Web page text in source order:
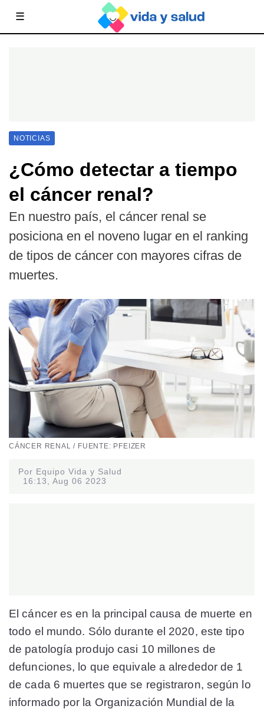
☰
NOTICIAS
¿Cómo detectar a tiempo
el cáncer renal?
En nuestro país, el cáncer renal se
posiciona en el noveno lugar en el ranking
de tipos de cáncer con mayores cifras de
muertes.
CÁNCER RENAL / FUENTE: PFEIZER
Por Equipo Vida y Salud
16:13, Aug 06 2023
El cáncer es en la principal causa de muerte en
todo el mundo. Sólo durante el 2020, este tipo
de patología produjo casi 10 millones de
defunciones, lo que equivale a alrededor de 1
de cada 6 muertes que se registraron, según lo
informado por la Organización Mundial de la